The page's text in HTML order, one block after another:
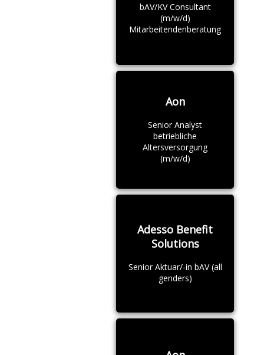
bAV/KV Consultant
(m/w/d)
Mitarbeitendenberatung
Aon
Senior Analyst
betriebliche
Altersversorgung
(m/w/d)
Adesso Benefit
Solutions
Senior Aktuar/-in bAV (all
genders)